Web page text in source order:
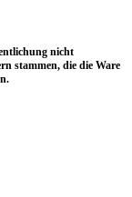
nicht
stammen, die die Ware